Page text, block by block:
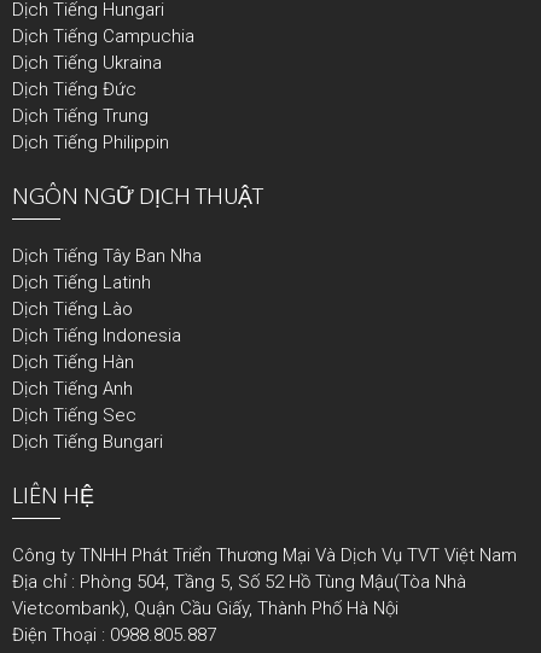
Dịch Tiếng Hungari
Dịch Tiếng Campuchia
Dịch Tiếng Ukraina
Dịch Tiếng Đức
Dịch Tiếng Trung
Dịch Tiếng Philippin
NGÔN NGỮ DỊCH THUẬT
Dịch Tiếng Tây Ban Nha
Dịch Tiếng Latinh
Dịch Tiếng Lào
Dịch Tiếng Indonesia
Dịch Tiếng Hàn
Dịch Tiếng Anh
Dịch Tiếng Sec
Dịch Tiếng Bungari
LIÊN HỆ
Công ty TNHH Phát Triển Thương Mại Và Dịch Vụ TVT Việt Nam
Địa chỉ : Phòng 504, Tầng 5, Số 52 Hồ Tùng Mậu(Tòa Nhà
Vietcombank), Quận Cầu Giấy, Thành Phố Hà Nội
Điện Thoại : 0988.805.887